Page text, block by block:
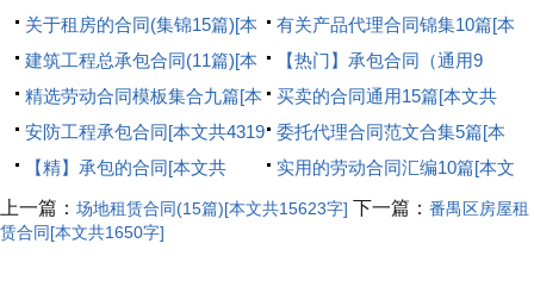
15623字]
文共6972字]
关于租房的合同(集锦15篇)[本
文共12937字]
有关产品代理合同锦集10篇[本
文共11392字]
建筑工程总承包合同(11篇)[本
文共31634字]
【热门】承包合同（通用9
篇）[本文共6576字]
精选劳动合同模板集合九篇[本
文共7900字]
买卖的合同通用15篇[本文共
17198字]
安防工程承包合同[本文共4319
字]
委托代理合同范文合集5篇[本
文共4151字]
【精】承包的合同[本文共
20967字]
实用的劳动合同汇编10篇[本文
共10951字]
上一篇： 场地租赁合同(15篇)[本文共15623字] 下一篇： 番禺区房屋租
赁合同[本文共1650字]